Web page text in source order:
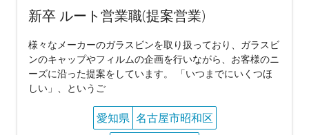
新卒 ルート営業職(提案営業)
様々なメーカーのガラスビンを取り扱っており、ガラスビ
ンのキャップやフィルムの企画を行いながら、お客様のニ
ーズに沿った提案をしています。 「いつまでにいくつほ
しい」、というご
愛知県 名古屋市昭和区